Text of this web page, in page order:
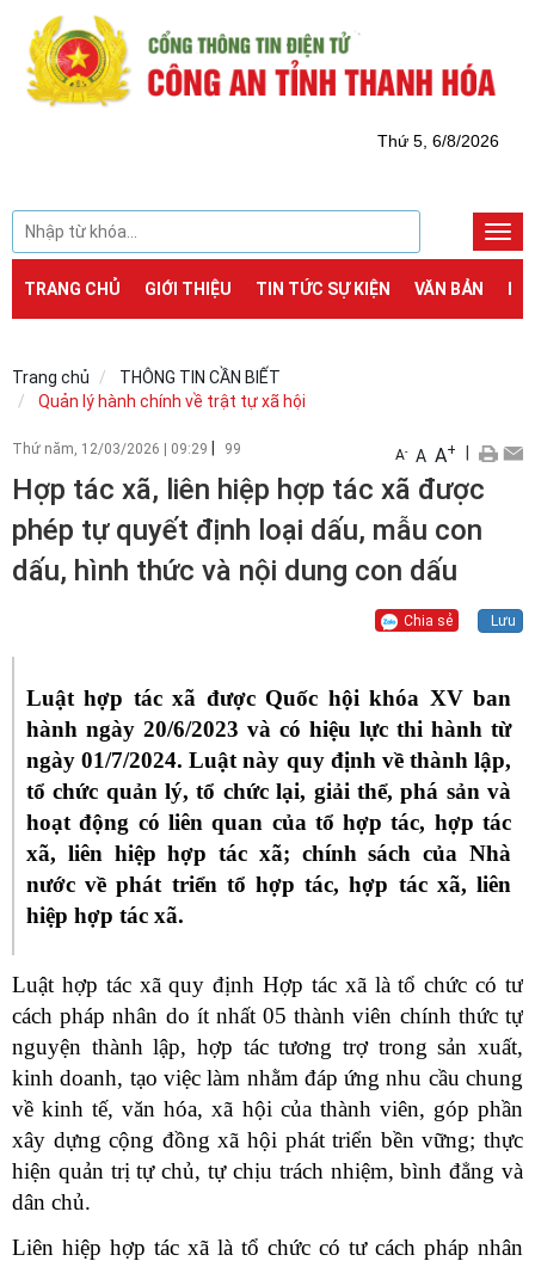
Thứ 5, 6/8/2026
TRANG CHỦ GIỚI THIỆU TIN TỨC SỰ KIỆN VĂN BẢN
Trang chủ
THÔNG TIN CẦN BIẾT
Quản lý hành chính về trật tự xã hội
Thứ năm, 12/03/2026 | 09:29 99 A- A A+
Hợp tác xã, liên hiệp hợp tác xã được
phép tự quyết định loại dấu, mẫu con
dấu, hình thức và nội dung con dấu
Chia sẻ Lưu
Luật hợp tác xã được Quốc hội khóa XV ban
hành ngày 20/6/2023 và có hiệu lực thi hành từ
ngày 01/7/2024. Luật này quy định về thành lập,
tổ chức quản lý, tổ chức lại, giải thể, phá sản và
hoạt động có liên quan của tổ hợp tác, hợp tác
xã, liên hiệp hợp tác xã; chính sách của Nhà
nước về phát triển tổ hợp tác, hợp tác xã, liên
hiệp hợp tác xã.
Luật hợp tác xã quy định Hợp tác xã là tổ chức có tư
cách pháp nhân do ít nhất 05 thành viên chính thức tự
nguyện thành lập, hợp tác tương trợ trong sản xuất,
kinh doanh, tạo việc làm nhằm đáp ứng nhu cầu chung
về kinh tế, văn hóa, xã hội của thành viên, góp phần
xây dựng cộng đồng xã hội phát triển bền vững; thực
hiện quản trị tự chủ, tự chịu trách nhiệm, bình đẳng và
dân chủ.
Liên hiệp hợp tác xã là tổ chức có tư cách pháp nhân